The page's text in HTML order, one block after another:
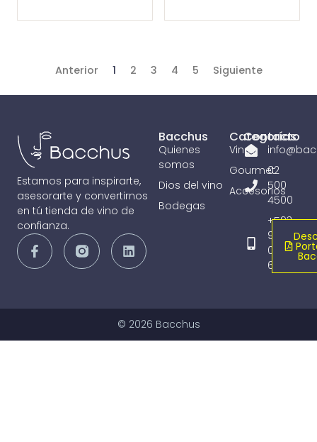
Anterior 1 2 3 4 5 Siguiente
Estamos para inspirarte,
asesorarte y convertirnos
en tú tienda de vino de
confianza.
Bacchus
Quienes
somos
Dios del vino
Bodegas
Categorías
Vinos
Gourmet
Accesorios
Contacto
02
500
4500
+593
98
065
6836
© 2026 Bacchus